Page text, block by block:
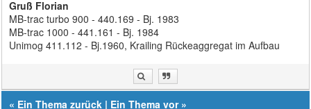
Gruß Florian
MB-trac turbo 900 - 440.169 - Bj. 1983
MB-trac 1000 - 441.161 - Bj. 1984
Unimog 411.112 - Bj.1960, Krailing Rückeaggregat im Aufbau
« Ein Thema zurück | Ein Thema vor»